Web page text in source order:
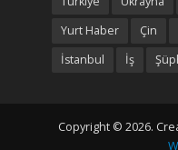
Yurt Haber
Çin
İstanbul
İş
Copyright © 2026.